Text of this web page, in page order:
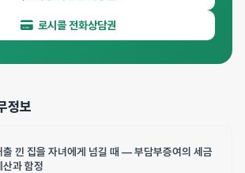
로시콜 전화상담권
정보
출 낀 집을 자녀에게 넘길 때 — 부담부증여의 세금
산과 함정